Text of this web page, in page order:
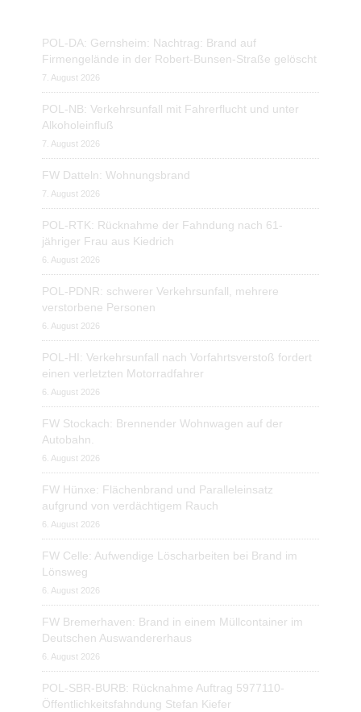
POL-DA: Gernsheim: Nachtrag: Brand auf
Firmengelände in der Robert-Bunsen-Straße gelöscht
7. August 2026
POL-NB: Verkehrsunfall mit Fahrerflucht und unter
Alkoholeinfluß
7. August 2026
FW Datteln: Wohnungsbrand
7. August 2026
POL-RTK: Rücknahme der Fahndung nach 61-
jähriger Frau aus Kiedrich
6. August 2026
POL-PDNR: schwerer Verkehrsunfall, mehrere
verstorbene Personen
6. August 2026
POL-HI: Verkehrsunfall nach Vorfahrtsverstoß fordert
einen verletzten Motorradfahrer
6. August 2026
FW Stockach: Brennender Wohnwagen auf der
Autobahn.
6. August 2026
FW Hünxe: Flächenbrand und Paralleleinsatz
aufgrund von verdächtigem Rauch
6. August 2026
FW Celle: Aufwendige Löscharbeiten bei Brand im
Lönsweg
6. August 2026
FW Bremerhaven: Brand in einem Müllcontainer im
Deutschen Auswandererhaus
6. August 2026
POL-SBR-BURB: Rücknahme Auftrag 5977110-
Öffentlichkeitsfahndung Stefan Kiefer